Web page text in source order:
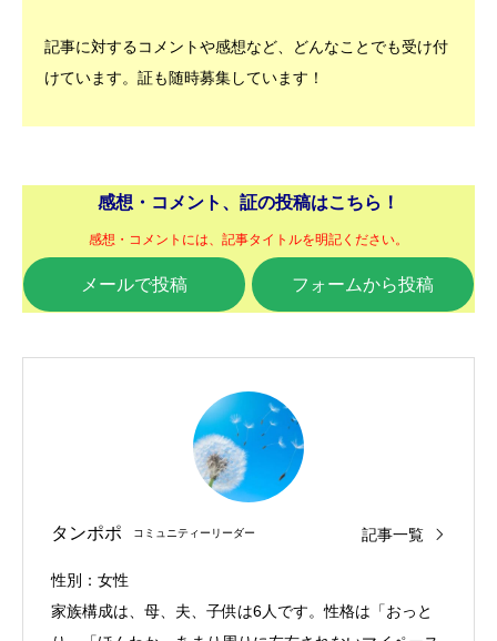
記事に対するコメントや感想など、どんなことでも受け付
けています。証も随時募集しています！
感想・コメント、証の投稿はこちら！
感想・コメントには、記事タイトルを明記ください。
メールで投稿 フォームから投稿
タンポポ コミュニティーリーダー 記事一覧
性別：女性
家族構成は、母、夫、子供は6人です。性格は「おっと